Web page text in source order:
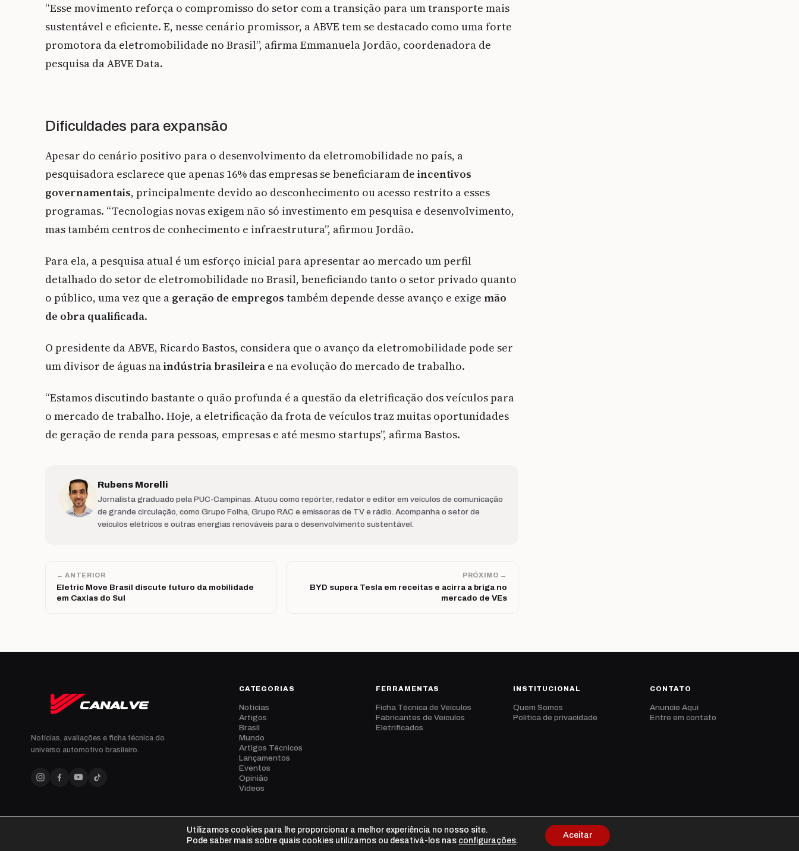
“Esse movimento reforça o compromisso do setor com a transição para um transporte mais
sustentável e eficiente. E, nesse cenário promissor, a ABVE tem se destacado como uma forte
promotora da eletromobilidade no Brasil”, afirma Emmanuela Jordão, coordenadora de
pesquisa da ABVE Data.
Dificuldades para expansão
Apesar do cenário positivo para o desenvolvimento da eletromobilidade no país, a
pesquisadora esclarece que apenas 16% das empresas se beneficiaram de incentivos
governamentais, principalmente devido ao desconhecimento ou acesso restrito a esses
programas. “Tecnologias novas exigem não só investimento em pesquisa e desenvolvimento,
mas também centros de conhecimento e infraestrutura”, afirmou Jordão.
Para ela, a pesquisa atual é um esforço inicial para apresentar ao mercado um perfil
detalhado do setor de eletromobilidade no Brasil, beneficiando tanto o setor privado quanto
o público, uma vez que a geração de empregos também depende desse avanço e exige mão
de obra qualificada.
O presidente da ABVE, Ricardo Bastos, considera que o avanço da eletromobilidade pode ser
um divisor de águas naindústria brasileira e na evolução do mercado de trabalho.
“Estamos discutindo bastante o quão profunda é a questão da eletrificação dos veículos para
o mercado de trabalho. Hoje, a eletrificação da frota de veículos traz muitas oportunidades
de geração de renda para pessoas, empresas e até mesmo startups”, afirma Bastos.
Rubens Morelli
Jornalista graduado pela PUC-Campinas. Atuou como repórter, redator e editor em veículos de comunicação
de grande circulação, como Grupo Folha, Grupo RAC e emissoras de TV e rádio. Acompanha o setor de
veículos elétricos e outras energias renováveis para o desenvolvimento sustentável.
← ANTERIOR
Eletric Move Brasil discute futuro da mobilidade
em Caxias do Sul
PRÓXIMO →
BYD supera Tesla em receitas e acirra a briga no
mercado de VEs
Notícias, avaliações e ficha técnica do
universo automotivo brasileiro.
CATEGORIAS
Notícias
Artigos
Brasil
Mundo
Artigos Técnicos
Lançamentos
Eventos
Opinião
Vídeos
FERRAMENTAS
Ficha Técnica de Veículos
Fabricantes de Veículos
Eletrificados
INSTITUCIONAL
Quem Somos
Política de privacidade
CONTATO
Anuncie Aqui
Entre em contato
© 2026 CanalVE. Todos os direitos reservados.
Utilizamos cookies para lhe proporcionar a melhor experiência no nosso site.
Pode saber mais sobre quais cookies utilizamos ou desativá-los nas configurações.
Aceitar